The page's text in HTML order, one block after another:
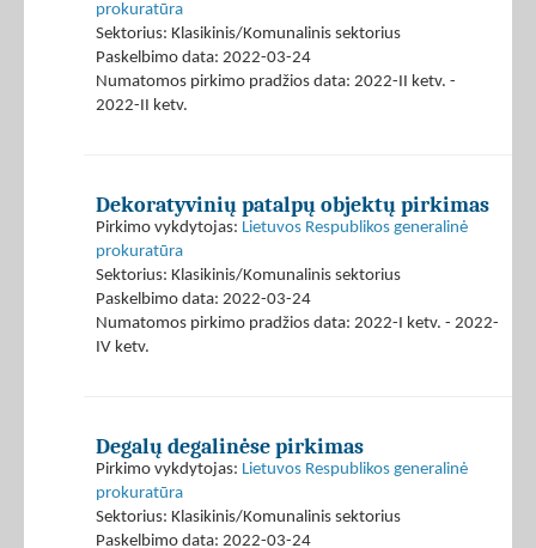
prokuratūra
Sektorius: Klasikinis/Komunalinis sektorius
Paskelbimo data: 2022-03-24
Numatomos pirkimo pradžios data: 2022-II ketv. -
2022-II ketv.
Dekoratyvinių patalpų objektų pirkimas
Pirkimo vykdytojas: Lietuvos Respublikos generalinė
prokuratūra
Sektorius: Klasikinis/Komunalinis sektorius
Paskelbimo data: 2022-03-24
Numatomos pirkimo pradžios data: 2022-I ketv. - 2022-
IV ketv.
Degalų degalinėse pirkimas
Pirkimo vykdytojas: Lietuvos Respublikos generalinė
prokuratūra
Sektorius: Klasikinis/Komunalinis sektorius
Paskelbimo data: 2022-03-24